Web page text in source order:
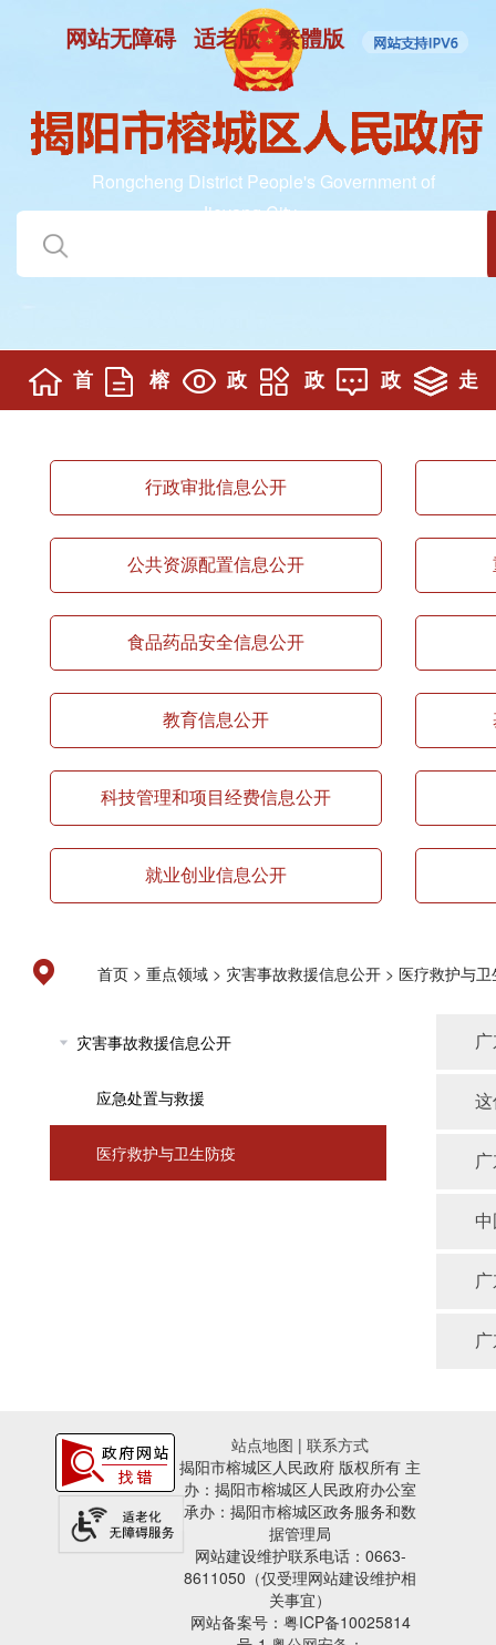
网站无障碍 适老版 繁體版
Rongcheng District People's Government of
Jieyang City
首 榕 政 政 政 走
行政审批信息公开
公共资源配置信息公开
食品药品安全信息公开
教育信息公开
科技管理和项目经费信息公开
就业创业信息公开
首页 > 重点领域 > 灾害事故救援信息公开 > 医疗救护与
灾害事故救援信息公开
应急处置与救援
医疗救护与卫生防疫
这
站点地图 |联系方式
揭阳市榕城区人民政府 版权所有 主
办：揭阳市榕城区人民政府办公室
承办：揭阳市榕城区政务服务和数
据管理局
网站建设维护联系电话：0663-
8611050（仅受理网站建设维护相
关事宜）
网站备案号：粤ICP备10025814